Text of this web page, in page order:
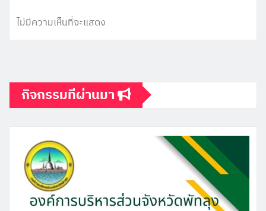
ไม่มีความเห็นที่จะแสดง
กิจกรรมทีผ่านมา